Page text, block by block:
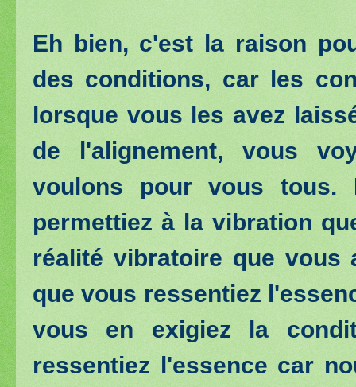
Eh bien, c'est la raison
des conditions, car les
lorsque vous les avez
de l'alignement, vous
voulons pour vous tous.
permettiez à la vibration
réalité vibratoire que vous
que vous ressentiez
vous en exigiez la
ressentiez l'essence car